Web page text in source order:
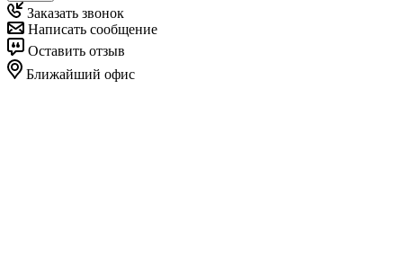
Заказать звонок
Написать сообщение
Оставить отзыв
Ближайший офис